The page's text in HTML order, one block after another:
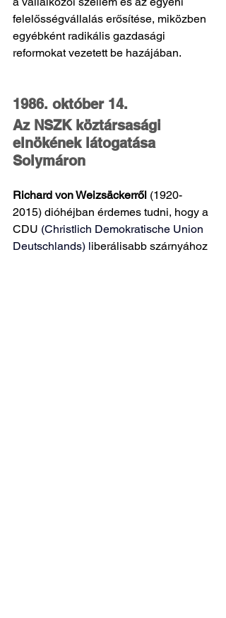
felelősségvállalás erősítése, miközben
egyébként radikális gazdasági
reformokat vezetett be hazájában.
1986. október 14.
Az NSZK köztársasági
elnökének látogatása
Solymáron
Richard von Weizsäckerről (1920-
2015) dióhéjban érdemes tudni, hogy a
CDU (Christlich Demokratische Union
Deutschlands) liberálisabb szárnyához